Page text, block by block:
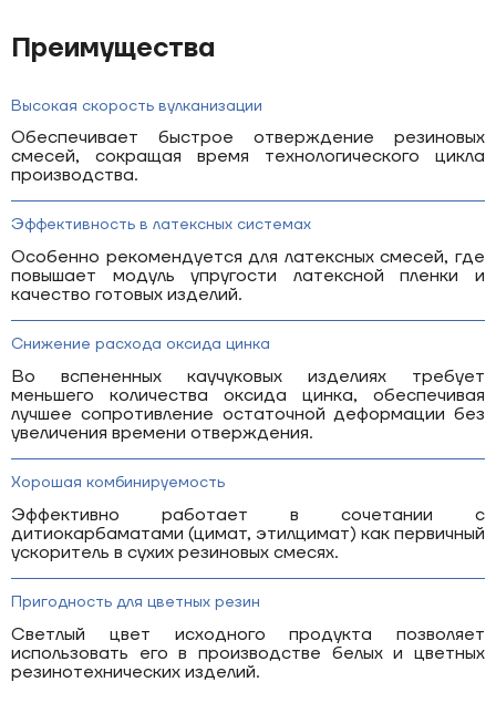
Преимущества
Высокая скорость вулканизации
Обеспечивает быстрое отверждение резиновых
смесей, сокращая время технологического цикла
производства.
Эффективность в латексных системах
Особенно рекомендуется для латексных смесей, где
повышает модуль упругости латексной пленки и
качество готовых изделий.
Снижение расхода оксида цинка
Во вспененных каучуковых изделиях требует
меньшего количества оксида цинка, обеспечивая
лучшее сопротивление остаточной деформации без
увеличения времени отверждения.
Хорошая комбинируемость
Эффективно работает в сочетании с
дитиокарбаматами (цимат, этилцимат) как первичный
ускоритель в сухих резиновых смесях.
Пригодность для цветных резин
Светлый цвет исходного продукта позволяет
использовать его в производстве белых и цветных
резинотехнических изделий.